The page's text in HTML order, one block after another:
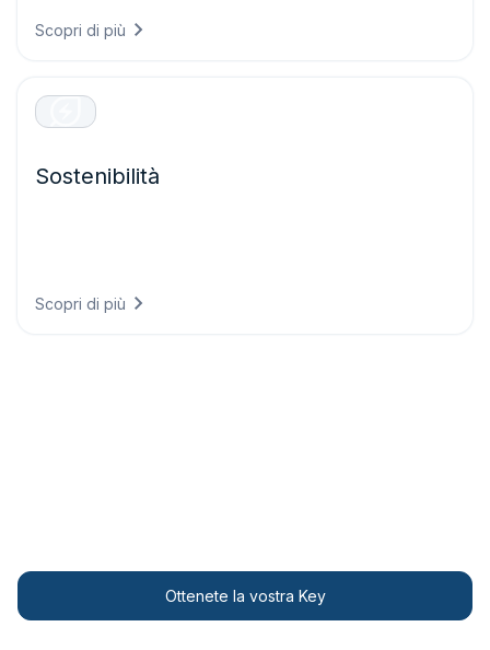
Scopri di più
Sostenibilità
Scopri di più
Ottenete la vostra Key